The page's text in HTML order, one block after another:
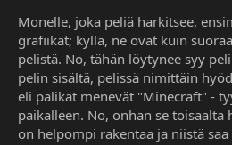
Monelle, joka peliä harkitsee,
grafiikat; kyllä, ne ovat kuin
pelistä. No, tähän löytynee syy
pelin sisältä, pelissä nimittäin
eli palikat menevät "Minecraft" -
paikalleen. No, onhan se toisaalta
on helpompi rakentaa ja niistä